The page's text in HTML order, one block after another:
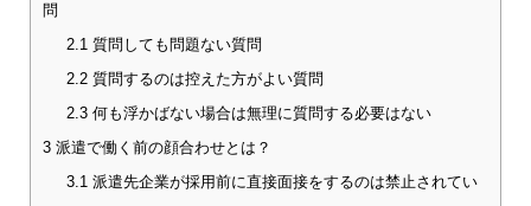
問
2.1質問しても問題ない質問
2.2質問するのは控えた方がよい質問
2.3何も浮かばない場合は無理に質問する必要はない
3派遣で働く前の顔合わせとは？
3.1派遣先企業が採用前に直接面接をするのは禁止されてい